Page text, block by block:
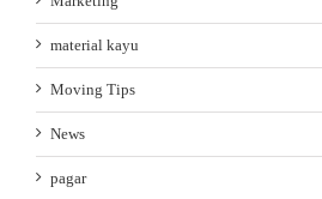
material kayu
Moving Tips
News
pagar